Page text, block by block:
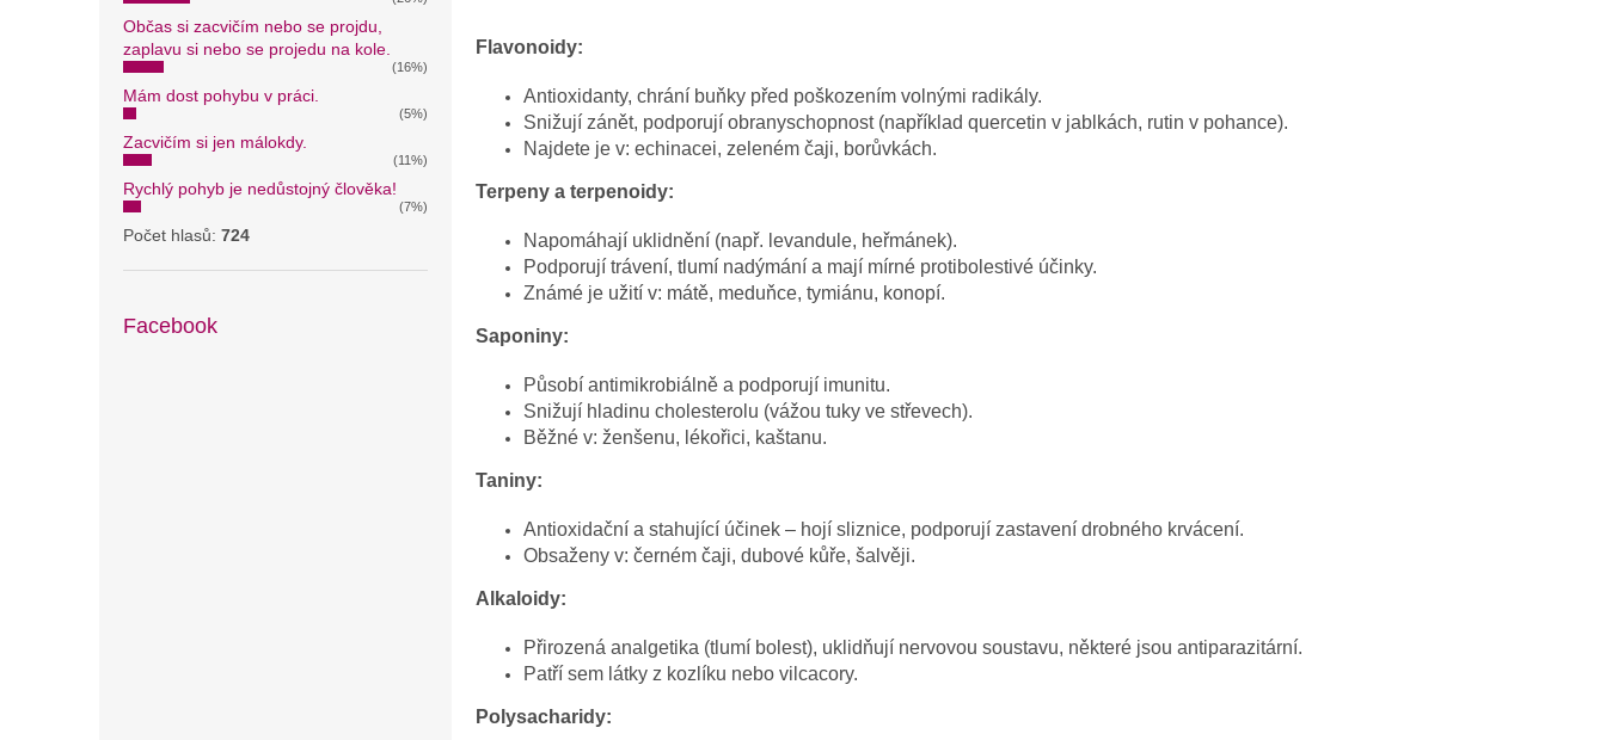
Občas si zacvičím nebo se projdu,
zaplavu si nebo se projedu na kole.
(16%)
Mám dost pohybu v práci.
(5%)
Zacvičím si jen málokdy.
(11%)
Rychlý pohyb je nedůstojný člověka!
(7%)
Počet hlasů: 724
Facebook
Flavonoidy:
Antioxidanty, chrání buňky před poškozením volnými radikály.
Snižují zánět, podporují obranyschopnost (například quercetin v jablkách, rutin v pohance).
Najdete je v: echinacei, zeleném čaji, borůvkách.
Terpeny a terpenoidy:
Napomáhají uklidnění (např. levandule, heřmánek).
Podporují trávení, tlumí nadýmání a mají mírné protibolestivé účinky.
Známé je užití v: mátě, meduňce, tymiánu, konopí.
Saponiny:
Působí antimikrobiálně a podporují imunitu.
Snižují hladinu cholesterolu (vážou tuky ve střevech).
Běžné v: ženšenu, lékořici, kaštanu.
Taniny:
Antioxidační a stahující účinek – hojí sliznice, podporují zastavení drobného krvácení.
Obsaženy v: černém čaji, dubové kůře, šalvěji.
Alkaloidy:
Přirozená analgetika (tlumí bolest), uklidňují nervovou soustavu, některé jsou antiparazitární.
Patří sem látky z kozlíku nebo vilcacory.
Polysacharidy: